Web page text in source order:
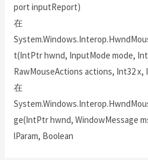
port inputReport)
在
t(IntPtr hwnd, InputMode mode,
RawMouseActions actions, Int32 x,
在
ge(IntPtr hwnd, WindowMessage
lParam, Boolean